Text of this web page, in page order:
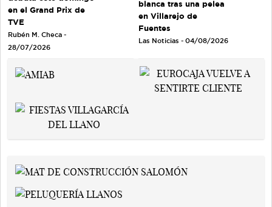
en el Grand Prix de
TVE
Rubén M. Checa -
28/07/2026
blanca tras una pelea
en Villarejo de
Fuentes
Las Noticias - 04/08/2026